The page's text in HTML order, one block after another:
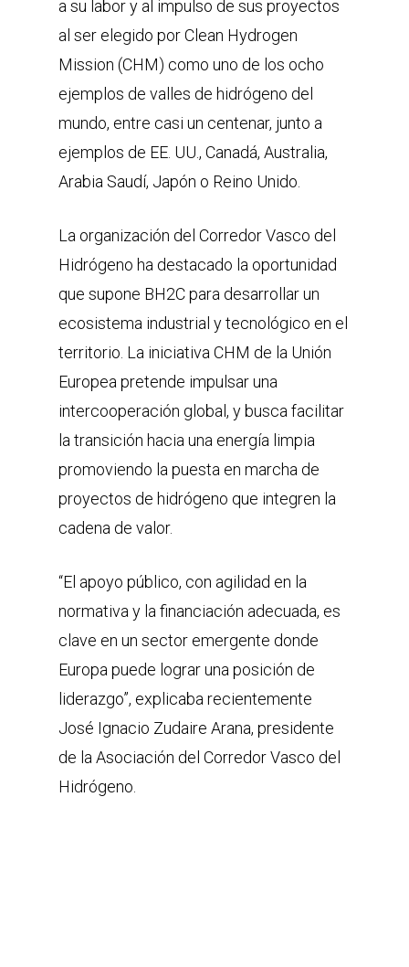
a su labor y al impulso de sus proyectos
al ser elegido por Clean Hydrogen
Mission (CHM) como uno de los ocho
ejemplos de valles de hidrógeno del
mundo, entre casi un centenar, junto a
ejemplos de EE. UU., Canadá, Australia,
Arabia Saudí, Japón o Reino Unido.
La organización del Corredor Vasco del
Hidrógeno ha destacado la oportunidad
que supone BH2C para desarrollar un
ecosistema industrial y tecnológico en el
territorio. La iniciativa CHM de la Unión
Europea pretende impulsar una
intercooperación global, y busca facilitar
la transición hacia una energía limpia
promoviendo la puesta en marcha de
proyectos de hidrógeno que integren la
cadena de valor.
“El apoyo público, con agilidad en la
normativa y la financiación adecuada, es
clave en un sector emergente donde
Europa puede lograr una posición de
liderazgo”, explicaba recientemente
José Ignacio Zudaire Arana, presidente
de la Asociación del Corredor Vasco del
Hidrógeno.